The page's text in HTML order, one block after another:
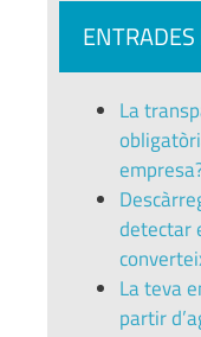
La
detectar
La teva
partir